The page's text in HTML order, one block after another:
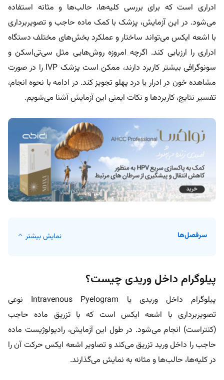
ادراری است که برای بررسی کلیه‌ها، حالب‌ها و مثانه استفاده
می‌شود. در این آزمایش، پزشک با کمک ماده حاجب و تصویربرداری
با اشعه ایکس می‌تواند ساختار و عملکرد بخش‌های مختلف دستگاه
ادراری را ارزیابی کند. اگرچه امروزه روش‌هایی مثل سی‌تی‌اسکن و
سونوگرافی بیشتر کاربرد دارند، ممکن است پزشک IVP را در صورت
مشاهده خون در ادرار یا درد پهلو تجویز کند. در ادامه با نحوه انجام،
تفسیر نتایج، کاربردها و نکات ایمنی این آزمایش آشنا می‌شویم.
سرفصل‌ها نمایش بیشتر
پیلوگرام داخل وریدی چیست؟
پیلوگرام داخل وریدی یا Intravenous Pyelogram نوعی
تصویربرداری با اشعه ایکس است که با تزریق ماده حاجب
(کنتراست) انجام می‌شود. در طول این آزمایش، رادیولوژیست ماده
حاجب را داخل ورید تزریق می‌کند و تصاویر اشعه ایکس حرکت آن را
در کلیه‌ها، حالب‌ها و مثانه به نمایش می‌گذارند.